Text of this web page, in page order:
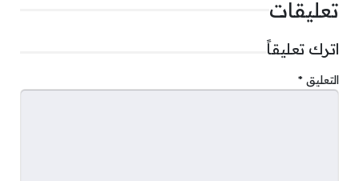
تعليقات
اترك تعليقاً
التعليق *